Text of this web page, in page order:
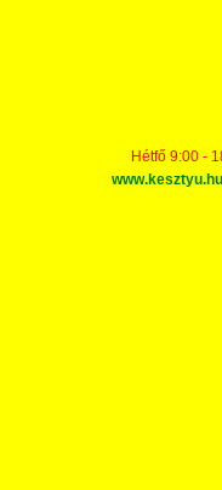
Hétfő 9:00 -
www.kesztyu.hu